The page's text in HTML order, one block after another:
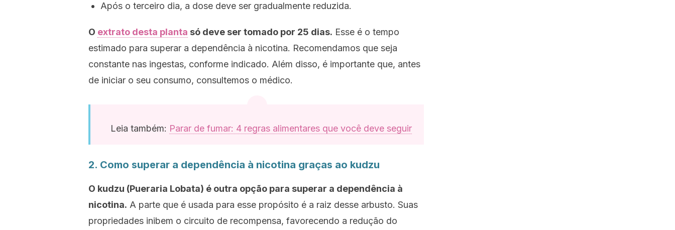
Após o terceiro dia, a dose deve ser gradualmente reduzida.
O extrato desta planta só deve ser tomado por 25 dias. Esse é o tempo
estimado para superar a dependência à nicotina. Recomendamos que seja
constante nas ingestas, conforme indicado. Além disso, é importante que, antes
de iniciar o seu consumo, consultemos o médico.
Leia também: Parar de fumar: 4 regras alimentares que você deve seguir
2. Como superar a dependência à nicotina graças ao kudzu
O kudzu (Pueraria Lobata) é outra opção para superar a dependência à
nicotina. A parte que é usada para esse propósito é a raiz desse arbusto. Suas
propriedades inibem o circuito de recompensa, favorecendo a redução do